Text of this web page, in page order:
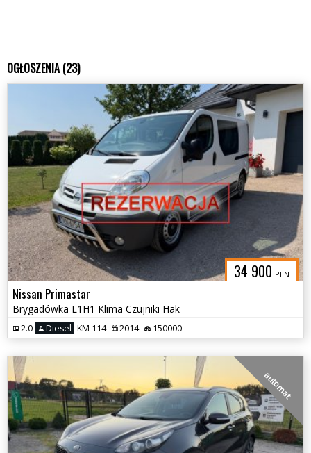
OGŁOSZENIA (23)
34 900 PLN
Nissan Primastar
Brygadówka L1H1 Klima Czujniki Hak
2.0 Diesel KM 114 2014 150000
automat